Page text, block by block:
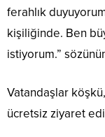
ferahlık
kişiliğinde. Ben
istiyorum.”
Vatandaşlar köşkü,
ücretsiz ziyaret